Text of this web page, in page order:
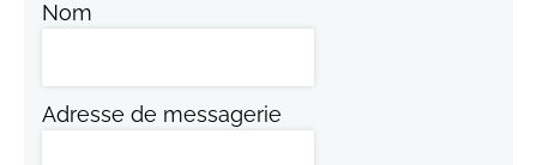
Nom
Adresse de messagerie